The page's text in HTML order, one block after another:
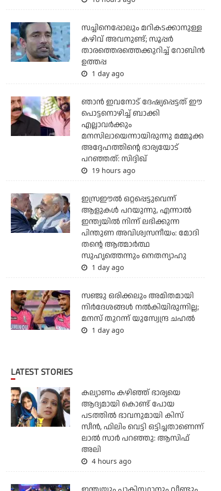
സച്ചിനെപ്പോലും മറികടക്കാനുള്ള
കഴിവ് അവനുണ്ട്; സൂപ്പര്‍
താരത്തെരത്തെക്കുറിച്ച് റോബിന്‍
ഉത്തപ്പ
1 day ago
ഞാന്‍ ഇവനോട് ദേഷ്യപ്പെട്ടത് ഈ
പൊട്ടനൊഴിച്ച് ബാക്കി
എല്ലാവര്‍ക്കും
മനസിലായെന്നായിരുന്നു മമ്മൂക്ക
അദ്ദേഹത്തിന്റെ ഭാര്യയോട്
പറഞ്ഞത്: സിദ്ദിഖ്
19 hours ago
ഇസ്രഈല്‍ ഒറ്റപ്പെട്ടുവെന്ന്
ആളുകള്‍ പറയുന്നു, എന്നാല്‍
ഇന്ത്യയില്‍ നിന്ന് ലഭിക്കുന്ന
പിന്തുണ അവിശ്വസനീയം: മോദി
തന്റെ ആത്മാര്‍ത്ഥ
സുഹൃത്തെന്നും നെതന്യാഹു
1 day ago
സഞ്ജു ഒരിക്കലും അമിതമായി
നിര്‍ദേശങ്ങള്‍ നല്‍കിയിരുന്നില്ല;
മനസ് തുറന്ന് യുസ്വേന്ദ്ര ചഹല്‍
1 day ago
LATEST STORIES
കല്യാണം കഴിഞ്ഞ് ഭാര്യയെ
ആദ്യമായി കൊണ്ട് പോയ
പടത്തില്‍ ഭാവനുമായി കിസ്
സീന്‍, ഫിലിം വെട്ടി ഒട്ടിച്ചതാണെന്ന്
ലാല്‍ സാര്‍ പറഞ്ഞു: ആസിഫ്
അലി
4 hours ago